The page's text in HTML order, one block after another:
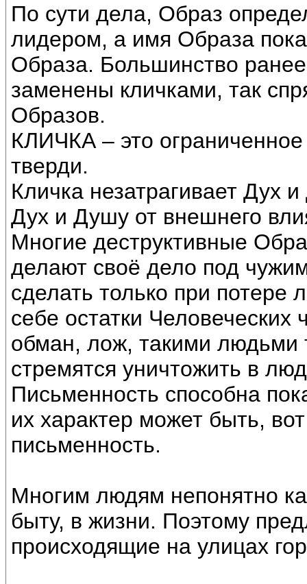
По сути дела, Образ
лидером, а имя Образа
Образа. Большинство
заменены кличками, так
Образов.
КЛИЧКА – это
тверди.
Кличка незатрагивает Дух
Дух и Душу от внешнего
Многие деструктивные
делают своё дело под
сделать только при
себе остатки Человеческих
обман, лож, такими людьми
стремятся уничтожить в
Письменность способна
их характер может быть,
письменность.
Многим людям непонятно
быту, в жизни. Поэтому
происходящие на улицах